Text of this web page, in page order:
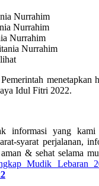
Nurrahim
Nurrahim
Nurrahim
Nurrahim
menetapkan
Idul Fitri 2022.
informasi yang
syarat perjalanan,
& sehat selama
Mudik Lebaran